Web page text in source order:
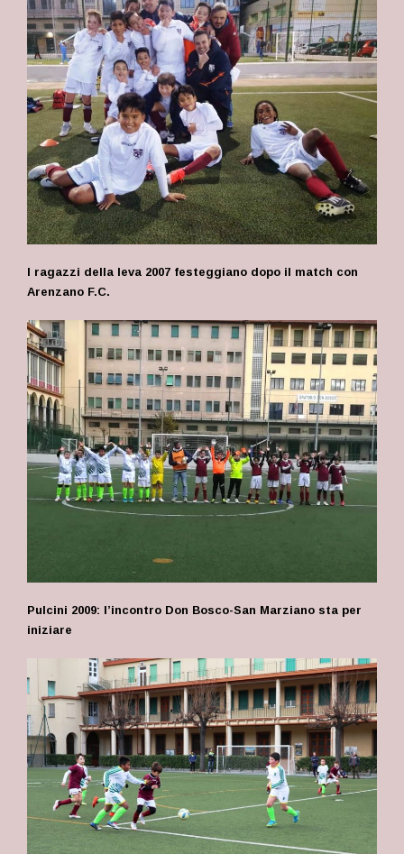
I ragazzi della leva 2007 festeggiano dopo il match con
Arenzano F.C.
Pulcini 2009: l’incontro Don Bosco-San Marziano sta per
iniziare